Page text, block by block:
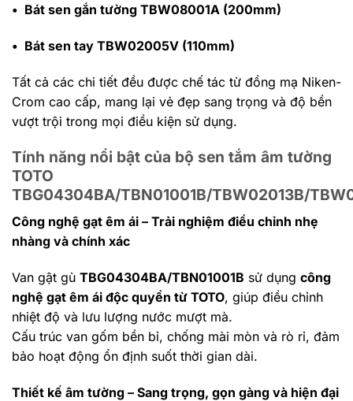
• Bát sen gắn tường TBW08001A (200mm)
• Bát sen tay TBW02005V (110mm)
Tất cả các chi tiết đều được chế tác từ đồng mạ Niken-
Crom cao cấp, mang lại vẻ đẹp sang trọng và độ bền
vượt trội trong mọi điều kiện sử dụng.
Tính năng nổi bật của bộ sen tắm âm tường
TOTO
TBG04304BA/TBN01001B/TBW02013B/
Công nghệ gạt êm ái – Trải nghiệm điều chỉnh nhẹ
nhàng và chính xác
Van gật gù TBG04304BA/TBN01001B sử dụng công
nghệ gạt êm ái độc quyền từ TOTO, giúp điều chỉnh
nhiệt độ và lưu lượng nước mượt mà.
Cấu trúc van gốm bền bỉ, chống mài mòn và rò rỉ, đảm
bảo hoạt động ổn định suốt thời gian dài.
Thiết kế âm tường – Sang trọng, gọn gàng và hiện đại